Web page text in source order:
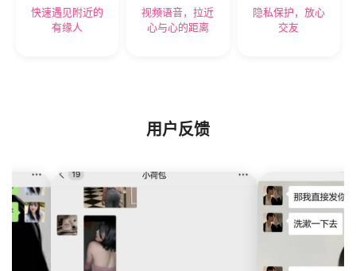
快速遇见附近的
有缘人
视频语音，拉近
心与心的距离
隐私保护，放心
交友
用户反馈